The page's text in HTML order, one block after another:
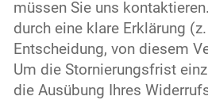
müssen Sie uns kontaktieren.
durch eine klare Erklärung
Entscheidung, von diesem
Um die Stornierungsfrist
die Ausübung Ihres